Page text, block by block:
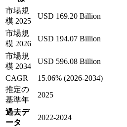
市場規
模 2025
USD 169.20 Billion
市場規
模 2026
USD 194.07 Billion
市場規
模 2034
USD 596.08 Billion
CAGR
15.06% (2026-2034)
推定の
基準年
2025
過去デ
ータ
2022-2024